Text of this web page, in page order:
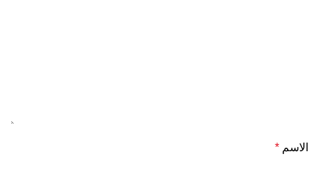
الاسم *